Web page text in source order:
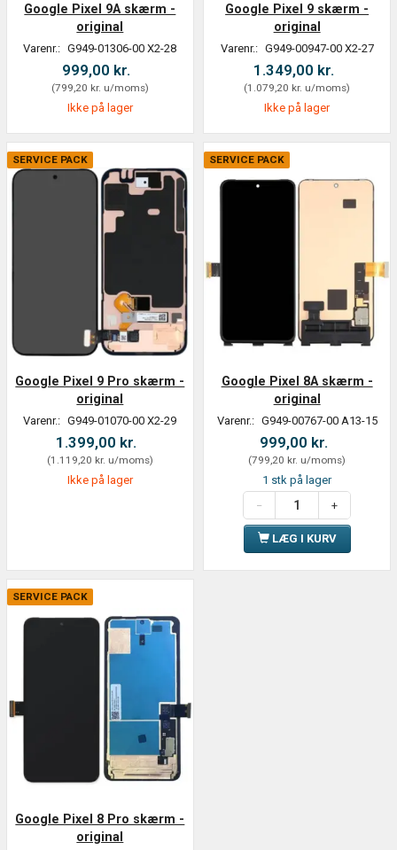
Google Pixel 9A skærm -
original
Varenr.: G949-01306-00 X2-28
999,00 kr.
(799,20 kr. u/moms)
Ikke på lager
Google Pixel 9 skærm -
original
Varenr.: G949-00947-00 X2-27
1.349,00 kr.
(1.079,20 kr. u/moms)
Ikke på lager
SERVICE PACK
Google Pixel 9 Pro skærm -
original
Varenr.: G949-01070-00 X2-29
1.399,00 kr.
(1.119,20 kr. u/moms)
Ikke på lager
SERVICE PACK
Google Pixel 8A skærm -
original
Varenr.: G949-00767-00 A13-15
999,00 kr.
(799,20 kr. u/moms)
1 stk på lager
LÆG I KURV
SERVICE PACK
Google Pixel 8 Pro skærm -
original